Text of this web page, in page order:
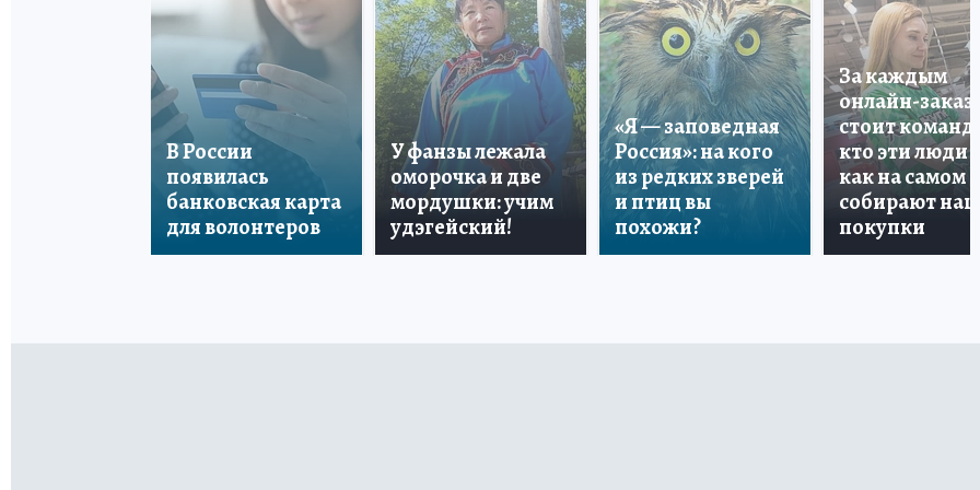
В России
появилась
банковская карта
для волонтеров
У фанзы лежала
оморочка и две
мордушки: учим
удэгейский!
«Я — заповедная
Россия»: на кого
из редких зверей
и птиц вы
похожи?
За каждым
онлайн-
стоит команда:
кто эти люди и
как на самом
собирают наши
покупки